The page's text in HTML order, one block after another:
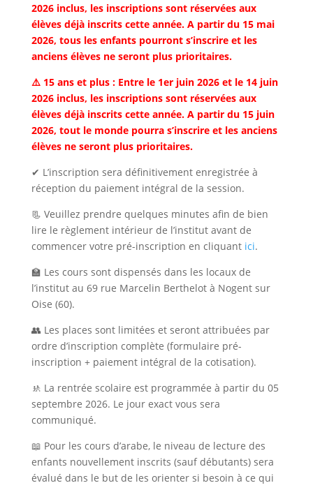
2026 inclus, les inscriptions sont réservées aux
élèves déjà inscrits cette année. A partir du 15 mai
2026, tous les enfants pourront s’inscrire et les
anciens élèves ne seront plus prioritaires.
⚠️ 15 ans et plus : Entre le 1er juin 2026 et le 14 juin
2026 inclus, les inscriptions sont réservées aux
élèves déjà inscrits cette année. A partir du 15 juin
2026, tout le monde pourra s’inscrire et les anciens
élèves ne seront plus prioritaires.
✔ L’inscription sera définitivement enregistrée à
réception du paiement intégral de la session.
📃 Veuillez prendre quelques minutes afin de bien
lire le règlement intérieur de l’institut avant de
commencer votre pré-inscription en cliquant ici.
🏫 Les cours sont dispensés dans les locaux de
l’institut au 69 rue Marcelin Berthelot à Nogent sur
Oise (60).
👥 Les places sont limitées et seront attribuées par
ordre d’inscription complète (formulaire pré-
inscription + paiement intégral de la cotisation).
🚸 La rentrée scolaire est programmée à partir du 05
septembre 2026. Le jour exact vous sera
communiqué.
📖 Pour les cours d’arabe, le niveau de lecture des
enfants nouvellement inscrits (sauf débutants) sera
évalué dans le but de les orienter si besoin à ce qui